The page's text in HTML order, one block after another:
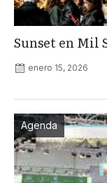
Sunset en Mil
enero 15, 2026
Agenda